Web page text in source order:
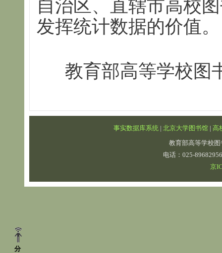
分
自治区、直辖市高校
发挥统计数据的价值
教育部高等学校图
事实数据库系统 | 北京大学图书馆| 高
教育部高等学校
电话：025-
京